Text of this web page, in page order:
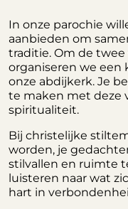
In onze parochie
aanbieden om
traditie. Om de
organiseren we
onze abdijkerk. Je
te maken met deze
spiritualiteit.
Bij christelijke
worden, je
stilvallen en ruimte
luisteren naar wat
hart in